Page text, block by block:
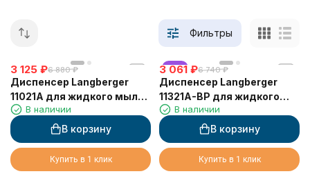
Фильтры
3 125 ₽6 880 ₽
Диспенсер Langberger
11021A для жидкого мыла
стеклянный к стене
круглый
В наличии
В корзину
Купить в 1 клик
хит
3 061 ₽6 740 ₽
Диспенсер Langberger
11321A-BP для жидкого
мыла черный стеклянный
к стене квадратный
В наличии
В корзину
Купить в 1 клик